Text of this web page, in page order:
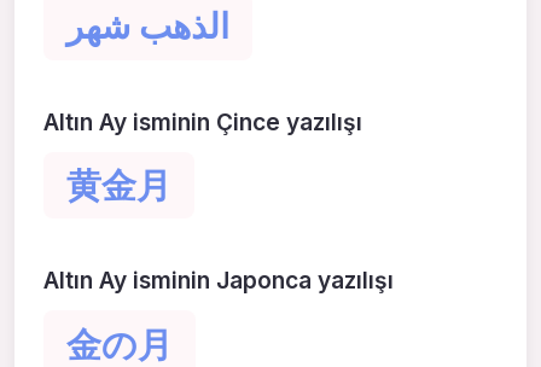
الذهب شهر
Altın Ay isminin Çince yazılışı
黄金月
Altın Ay isminin Japonca yazılışı
金の月